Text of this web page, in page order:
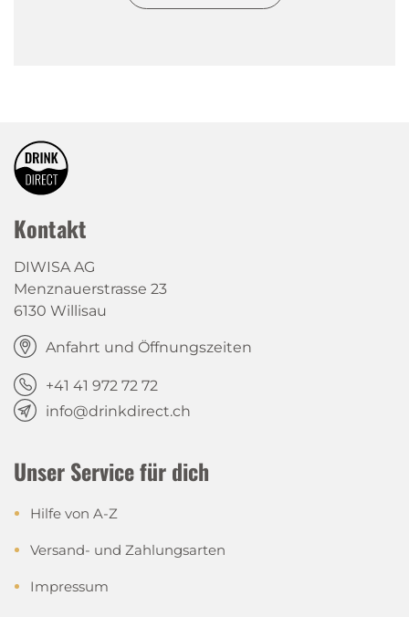
Kontakt
DIWISA AG
Menznauerstrasse 23
6130 Willisau
Anfahrt und Öffnungszeiten
+41 41 972 72 72
info@drinkdirect.ch
Unser Service für dich
Hilfe von A-Z
Versand- und Zahlungsarten
Impressum